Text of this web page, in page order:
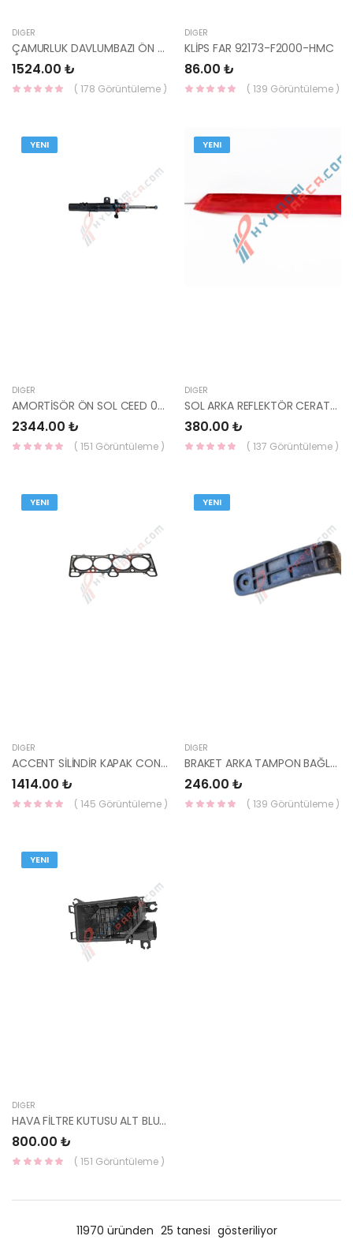
DIĞER
ÇAMURLUK DAVLUMBAZI ÖN SOL ELANTRA 2020- 86811-AA000-HMC
1524.00 ₺
( 178 Görüntüleme )
DIĞER
KLİPS FAR 92173-F2000-HMC
86.00 ₺
( 139 Görüntüleme )
YENI
DIĞER
AMORTİSÖR ÖN SOL CEED 08-09 54651-1H000-YS
2344.00 ₺
( 151 Görüntüleme )
YENI
DIĞER
SOL ARKA REFLEKTÖR CERATO 92405-A7500-YS
380.00 ₺
( 137 Görüntüleme )
YENI
DIĞER
ACCENT SİLİNDİR KAPAK CONTASI BLUE 1.4 (6 İLERİ) / İ20 15- 1.4 BNZ 22311-03445
1414.00 ₺
( 145 Görüntüleme )
YENI
DIĞER
BRAKET ARKA TAMPON BAĞLANTISI 86636-2L000-HMC
246.00 ₺
( 139 Görüntüleme )
YENI
DIĞER
HAVA FİLTRE KUTUSU ALT BLUE DİZEL 28112-1R100-HMC
800.00 ₺
( 151 Görüntüleme )
11970 üründen 25 tanesi gösteriliyor